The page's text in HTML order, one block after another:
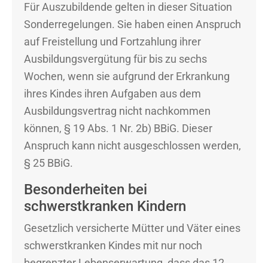
Für Auszubildende gelten in dieser Situation
Sonderregelungen. Sie haben einen Anspruch
auf Freistellung und Fortzahlung ihrer
Ausbildungsvergütung für bis zu sechs
Wochen, wenn sie aufgrund der Erkrankung
ihres Kindes ihren Aufgaben aus dem
Ausbildungsvertrag nicht nachkommen
können, § 19 Abs. 1 Nr. 2b) BBiG. Dieser
Anspruch kann nicht ausgeschlossen werden,
§ 25 BBiG.
Besonderheiten bei
schwerstkranken Kindern
Gesetzlich versicherte Mütter und Väter eines
schwerstkranken Kindes mit nur noch